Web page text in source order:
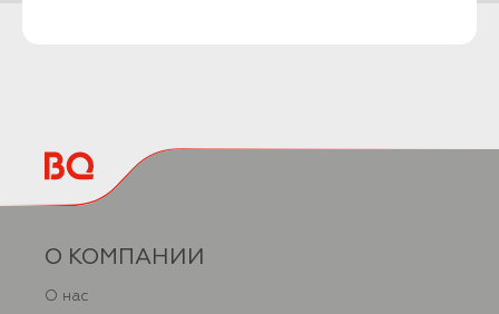
О КОМПАНИИ
О нас